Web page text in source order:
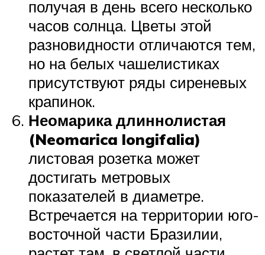
получая в день всего несколько
часов солнца. Цветы этой
разновидности отличаются тем,
но на белых чашелистиках
присутствуют ряды сиреневых
крапинок.
Неомарика длиннолистая
(Neomarica longifalia)
листовая розетка может
достигать метровых
показателей в диаметре.
Встречается на территории юго-
восточной части Бразилии,